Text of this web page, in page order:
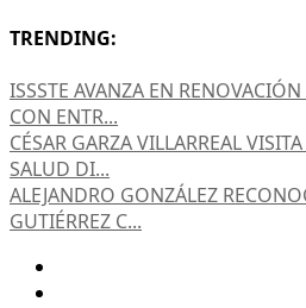
TRENDING:
ISSSTE AVANZA EN
CON ENTR...
CÉSAR GARZA VILLARREAL
SALUD DI...
ALEJANDRO GONZÁLEZ
GUTIÉRREZ C...